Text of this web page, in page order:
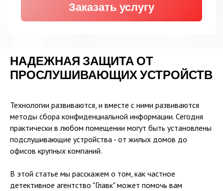
НАДЕЖНАЯ ЗАЩИТА ОТ
ПРОСЛУШИВАЮЩИХ УСТРОЙСТВ
Технологии развиваются, и вместе с ними развиваются
методы сбора конфиденциальной информации. Сегодня
практически в любом помещении могут быть установлены
подслушивающие устройства - от жилых домов до
офисов крупных компаний.
В этой статье мы расскажем о том, как частное
детективное агентство "Главк" может помочь вам